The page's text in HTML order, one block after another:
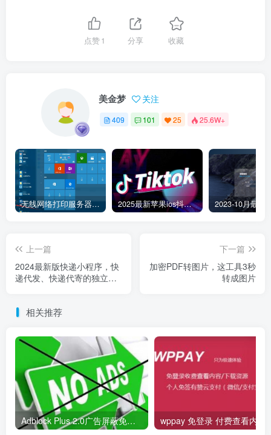
点赞1 分享 收藏
美金梦 关注
409 101 25 25.6W+
无线网络打印服务器连接和添加打印机教程 2025最新苹果ios抖音tiktok国际版免拔卡版本
上一篇
2024最新版快递小程序，快
递代发、快递代寄的独立寄
下一篇
加密PDF转图片，这工具3秒
转成图片
相关推荐
Adblock Plus 2.0广告屏蔽免费订阅节点规则【每日更新】